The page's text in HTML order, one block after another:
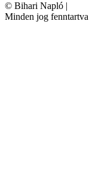
© Bihari Napló |
Minden jog